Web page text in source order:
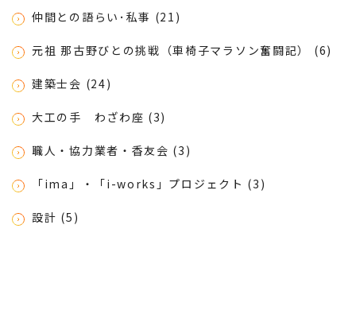
仲間との語らい･私事 (21)
元祖 那古野びとの挑戦（車椅子マラソン奮闘記） (6)
建築士会 (24)
大工の手 わざわ座 (3)
職人・協力業者・香友会 (3)
「ima」・「i-works」プロジェクト (3)
設計 (5)